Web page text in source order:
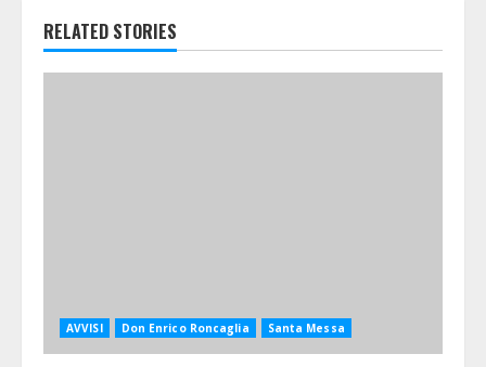
RELATED STORIES
AVVISI Don Enrico Roncaglia Santa Messa